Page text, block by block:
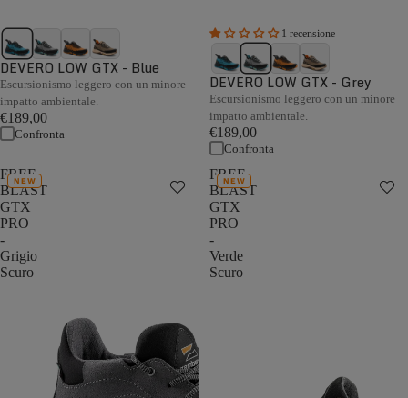
DEVERO LOW GTX - Blue
Escursionismo leggero con un minore
impatto ambientale.
€189,00
Confronta
1 recensione
DEVERO LOW GTX - Grey
Escursionismo leggero con un minore
impatto ambientale.
€189,00
Confronta
FREE
BLAST
GTX
PRO
-
Grigio
Scuro
NEW
FREE
BLAST
GTX
PRO
-
Verde
Scuro
NEW